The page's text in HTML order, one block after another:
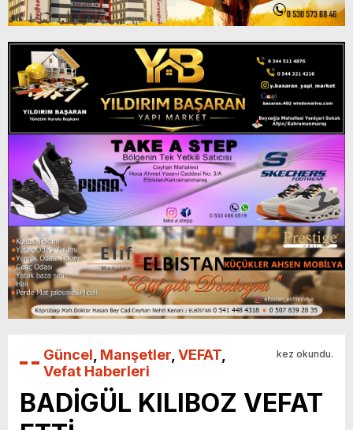
Güncel Manşetler VEFAT
Vefat Haberleri
kez okundu.
BADİGÜL KILIBOZ VEFAT